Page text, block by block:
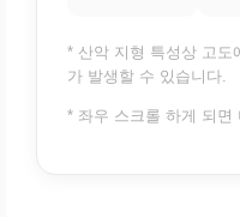
* 산악 지형 특성상 고도
가 발생할 수 있습니다.
* 좌우 스크롤 하게 되면